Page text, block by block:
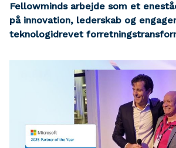
Fellowminds arbejde som et
på innovation, lederskab og
teknologidrevet